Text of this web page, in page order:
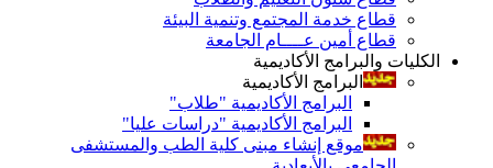
قطاع خدمة المجتمع وتنمية البيئة
قطاع أمين عــــام الجامعة
الكليات والبرامج الأكاديمية
البرامج الأكاديمية
البرامج الأكاديمية "طلاب"
البرامج الأكاديمية "دراسات عليا"
موقع إنشاء مبنى كلية الطب والمستشفى